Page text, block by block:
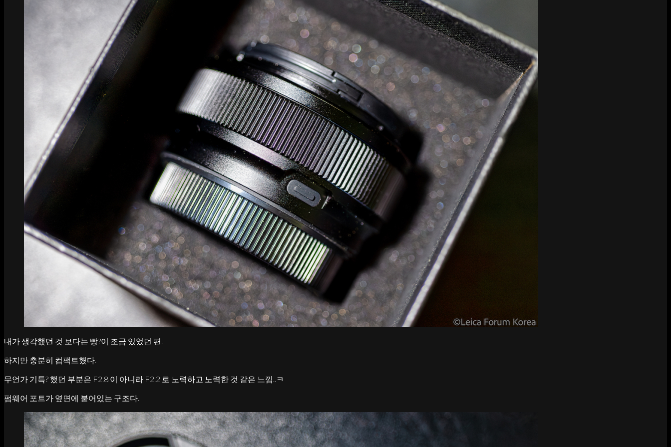
내가 생각했던 것 보다는 빵?이 조금 있었던 편.
하지만 충분히 컴팩트헀다.
무언가 기특? 했던 부분은 F2.8 이 아니라 F2.2 로 노력하고 노력한 것 같은 느낌..ㅋ
펌웨어 포트가 옆면에 붙어있는 구조다.